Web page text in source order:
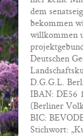
dem
bekommen
willkommen
Deutschen
D.G.G.L.
IBAN: DE56
(Berliner
BIC:
Stichwort: